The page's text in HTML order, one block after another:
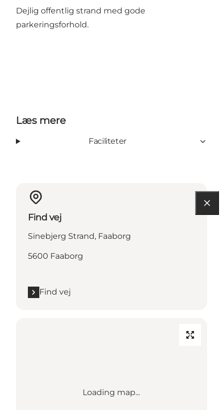
Dejlig offentlig strand med gode
parkeringsforhold.
Læs mere
Faciliteter
Find vej
Sinebjerg Strand, Faaborg
5600 Faaborg
Find vej
Loading map...